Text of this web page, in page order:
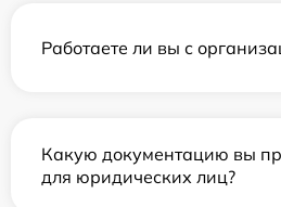
Работаете ли вы с
Какую документацию вы
для юридических лиц?